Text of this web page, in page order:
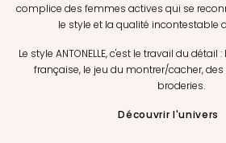
complice des femmes actives qui se
le style et la qualité incontestable
Le style ANTONELLE, c'est le travail du
française, le jeu du montrer/cacher,
broderies.
Découvrir l'univers